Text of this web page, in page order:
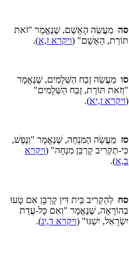
סה מַעֲשֵׂה הָאָשָׁם, שֶׁנֶּאֱמָר "זֹאת
תּוֹרַת, הָאָשָׁם" (ויקרא ז,א).
סו מַעֲשֵׂה זֶבַח הַשְּׁלָמִים, שֶׁנֶּאֱמָר
"וְזֹאת תּוֹרַת, זֶבַח הַשְּׁלָמִים"
(ויקרא ז,יא).
סז מַעֲשֵׂה הַמִּנְחָה, שֶׁנֶּאֱמָר "וְנֶפֶשׁ,
כִּי-תַקְרִיב קָרְבַּן מִנְחָה" (ויקרא
ב,א).
סח לְהַקְרִיב בֵּית דִּין קָרְבָּן אִם טָעוּ
בְּהוֹרָאָה, שֶׁנֶּאֱמָר "וְאִם כָּל-עֲדַת
יִשְׂרָאֵל, יִשְׁגּוּ" (ויקרא ד,יג).